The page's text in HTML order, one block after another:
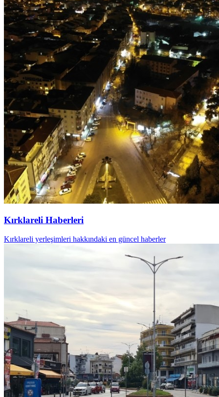
Kırklareli Haberleri
Kırklareli yerleşimleri hakkındaki en güncel haberler